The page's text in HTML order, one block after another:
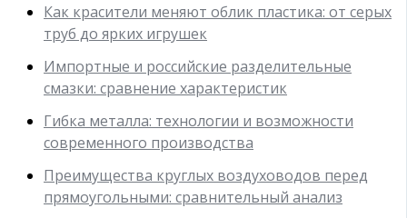
Как красители меняют облик пластика: от серых
труб до ярких игрушек
Импортные и российские разделительные
смазки: сравнение характеристик
Гибка металла: технологии и возможности
современного производства
Преимущества круглых воздуховодов перед
прямоугольными: сравнительный анализ